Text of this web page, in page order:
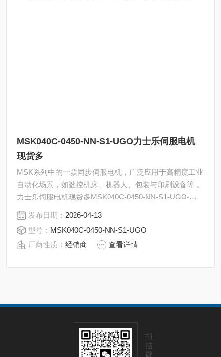
MSK040C-0450-NN-S1-UGO力士乐伺服电机
现货多
MSK系列中的一款‌同步伺服电机‌，广泛应用于高精度工业
自动化场景，如数控机床、机器人、包装与印刷设备等 。
力士乐伺服电机现货多MSK040C-0450-NN-S1-UGO-
NNNN
发布日期： 2026-04-13
型号： MSK040C-0450-NN-S1-UGO
厂商性质：经销商 查看详情
扫
描
微